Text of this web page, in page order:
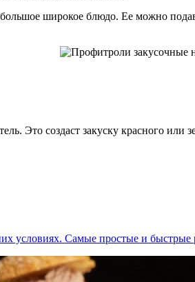
широкое блюдо. Ее можно
Это создаст закуску красного или
условиях. Самые простые и быстрые